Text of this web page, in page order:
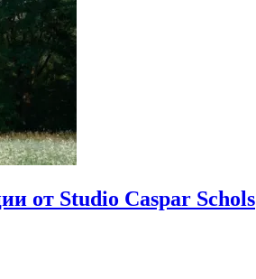
от Studio Caspar Schols